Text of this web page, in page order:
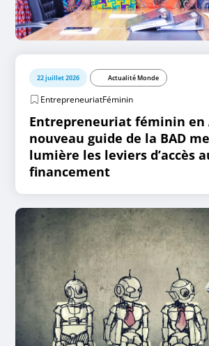
22 juillet 2026 Actualité Monde
EntrepreneuriatFéminin
Entrepreneuriat féminin en
nouveau guide de la BAD
lumière les leviers d’accès
financement